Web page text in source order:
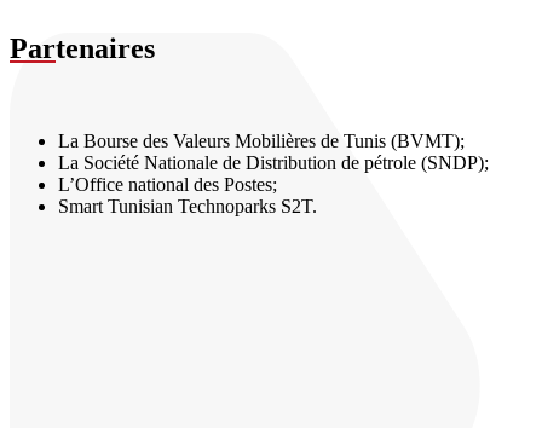
Partenaires
La Bourse des Valeurs Mobilières de Tunis (BVMT);
La Société Nationale de Distribution de pétrole (SNDP);
L’Office national des Postes;
Smart Tunisian Technoparks S2T.